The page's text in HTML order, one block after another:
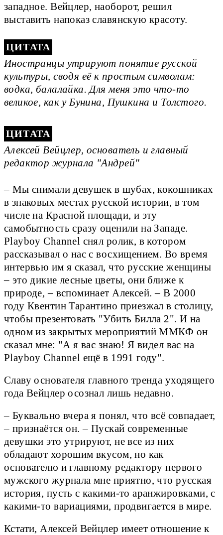
западное. Вейцлер, наоборот, решил
выставить напоказ славянскую красоту.
Иностранцы утрируют понятие русской
культуры, сводя её к простым символам:
водка, балалайка. Для меня это что-то
великое, как у Бунина, Пушкина и Толстого.
Алексей Вейцлер, основатель и главный
редактор журнала "Андрей"
– Мы снимали девушек в шубах, кокошниках
в знаковых местах русской истории, в том
числе на Красной площади, и эту
самобытность сразу оценили на Западе.
Playboy Channel снял ролик, в котором
рассказывал о нас с восхищением. Во время
интервью им я сказал, что русские женщины
– это дикие лесные цветы, они ближе к
природе, – вспоминает Алексей. – В 2000
году Квентин Тарантино приезжал в столицу,
чтобы презентовать "Убить Билла 2". И на
одном из закрытых мероприятий ММКФ он
сказал мне: "А я вас знаю! Я видел вас на
Playboy Channel ещё в 1991 году".
Славу основателя главного тренда уходящего
года Вейцлер осознал лишь недавно.
– Буквально вчера я понял, что всё совпадает,
– признаётся он. – Пускай современные
девушки это утрируют, не все из них
обладают хорошим вкусом, но как
основателю и главному редактору первого
мужского журнала мне приятно, что русская
история, пусть с какими-то аранжировками, с
какими-то вариациями, продвигается в мире.
Кстати, Алексей Вейцлер имеет отношение к